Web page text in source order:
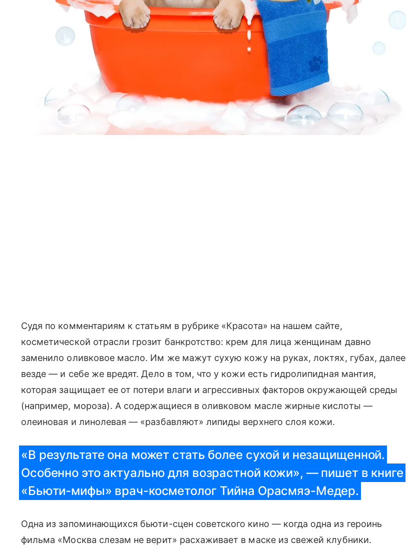
Судя по комментариям к статьям в рубрике «Красота» на нашем сайте,
косметической отрасли грозит банкротство: крем для лица женщинам давно
заменило оливковое масло. Им же мажут сухую кожу на руках, локтях, губах, далее
везде — и себе же вредят. Дело в том, что у кожи есть гидролипидная мантия,
которая защищает ее от потери влаги и агрессивных факторов окружающей среды
(например, мороза). А содержащиеся в оливковом масле жирные кислоты —
олеиновая и линолевая — «разбавляют» липиды верхнего слоя кожи.
«В результате она может стать более сухой и незащищенной.
Особенно это актуально для возрастной кожи», — пишет в книге
«Бьюти-мифы» врач-косметолог Тийна Орасмяэ-Медер.
Одна из запоминающихся бьюти-сцен советского кино — когда одна из героинь
фильма «Москва слезам не верит» расхаживает в маске из свежей клубники.